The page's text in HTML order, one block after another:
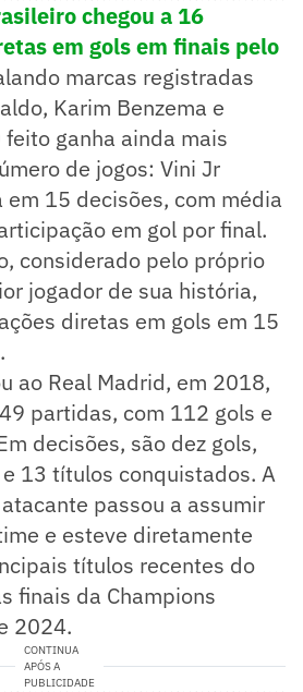
chegou a 16
em gols em finais pelo
marcas registradas
Karim Benzema e
feito ganha ainda mais
de jogos: Vini Jr
em 15 decisões, com média
em gol por final.
considerado pelo próprio
jogador de sua história,
diretas em gols em 15
ao Real Madrid, em 2018,
partidas, com 112 gols e
decisões, são dez gols,
13 títulos conquistados. A
passou a assumir
e esteve diretamente
títulos recentes do
finais da Champions
2024.
CONTINUA
APÓS A
PUBLICIDADE